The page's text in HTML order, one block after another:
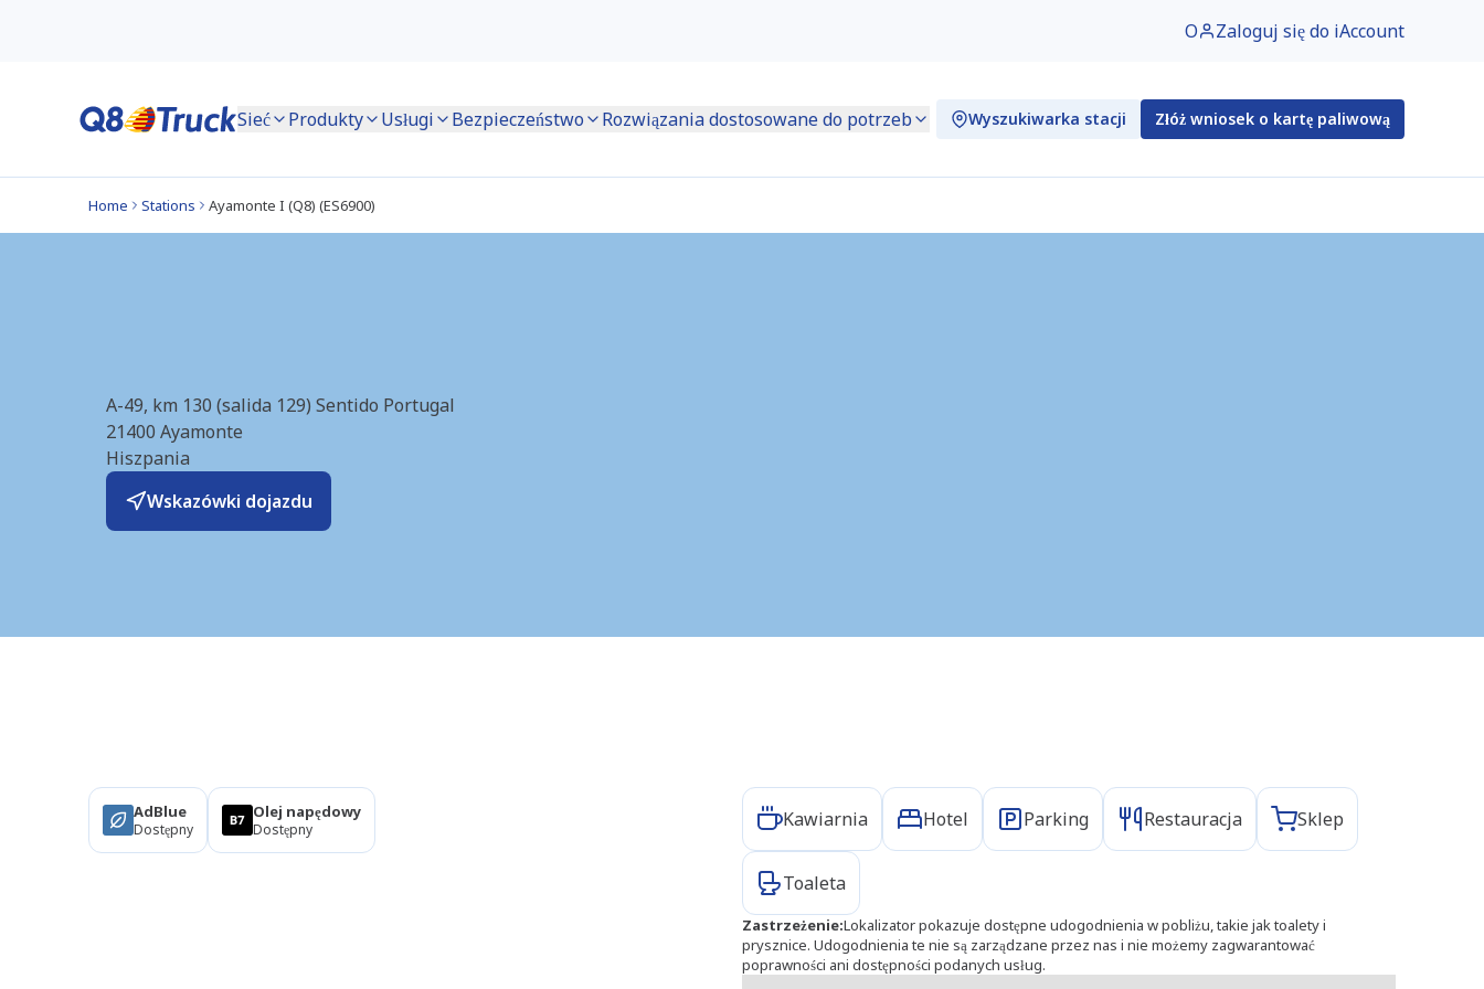
O Zaloguj się do iAccount
Sieć Produkty Usługi Bezpieczeństwo Rozwiązania dostosowane do potrzeb Wyszukiwarka stacji Złóż wniosek o kartę paliwową
Home Stations Ayamonte I (Q8) (ES6900)
A-49, km 130 (salida 129) Sentido Portugal
21400 Ayamonte
Hiszpania
Wskazówki dojazdu
AdBlue
Dostępny
Olej napędowy
Dostępny Kawiarnia Hotel Parking Restauracja Sklep
Toaleta
Zastrzeżenie:Lokalizator pokazuje dostępne udogodnienia w pobliżu, takie jak toalety i
prysznice. Udogodnienia te nie są zarządzane przez nas i nie możemy zagwarantować
poprawności ani dostępności podanych usług.